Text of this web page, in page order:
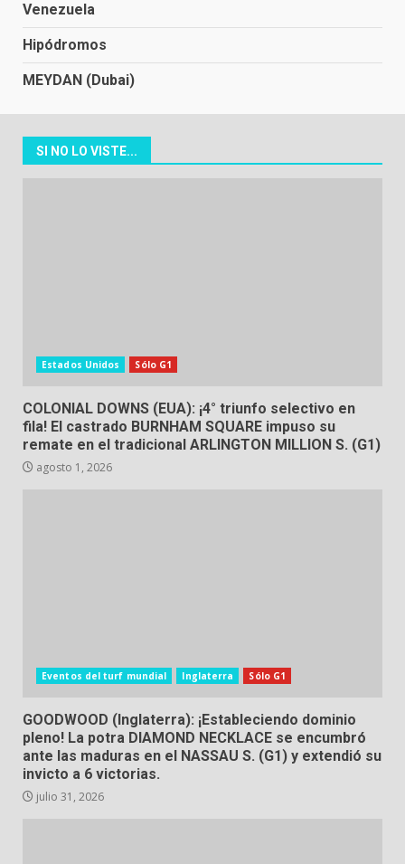
Venezuela
Hipódromos
MEYDAN (Dubai)
SI NO LO VISTE...
Estados Unidos Sólo G1
COLONIAL DOWNS (EUA): ¡4° triunfo selectivo en
fila! El castrado BURNHAM SQUARE impuso su
remate en el tradicional ARLINGTON MILLION S. (G1)
agosto 1, 2026
Eventos del turf mundial Inglaterra Sólo G1
GOODWOOD (Inglaterra): ¡Estableciendo dominio
pleno! La potra DIAMOND NECKLACE se encumbró
ante las maduras en el NASSAU S. (G1) y extendió su
invicto a 6 victorias.
julio 31, 2026